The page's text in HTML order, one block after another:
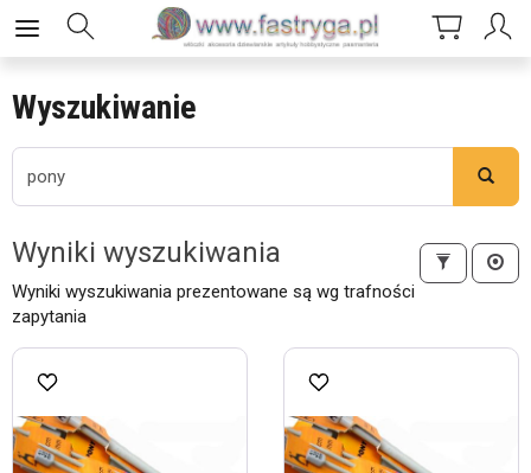
Wyszukiwanie
Wyszukaj
Wyniki wyszukiwania
Wyniki wyszukiwania prezentowane są wg trafności
zapytania